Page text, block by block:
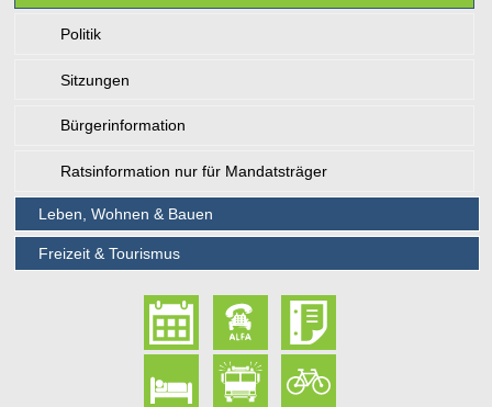
Politik
Sitzungen
Bürgerinformation
Ratsinformation nur für Mandatsträger
Leben, Wohnen & Bauen
Freizeit & Tourismus